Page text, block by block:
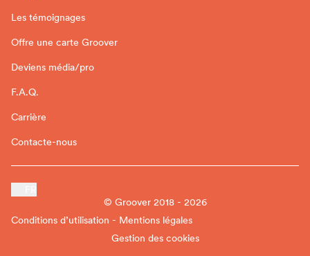
Les témoignages
Offre une carte Groover
Deviens média/pro
F.A.Q.
Carrière
Contacte-nous
© Groover 2018 - 2026
Conditions d’utilisation - Mentions légales
Gestion des cookies